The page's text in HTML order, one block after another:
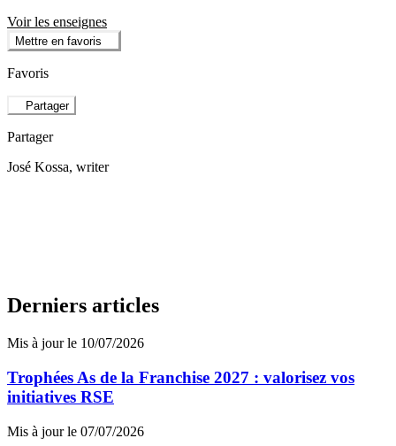
Voir les enseignes
Mettre en favoris
Favoris
Partager
Partager
José Kossa, writer
Derniers articles
Mis à jour le 10/07/2026
Trophées As de la Franchise 2027 : valorisez vos
initiatives RSE
Mis à jour le 07/07/2026